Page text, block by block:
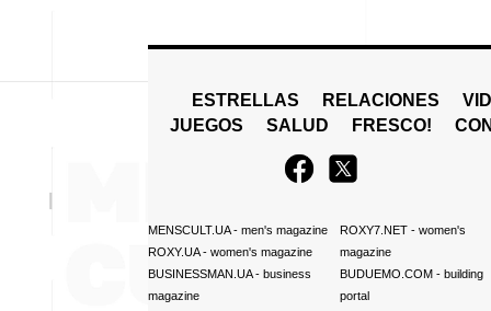
ESTRELLAS RELACIONES
JUEGOS
SALUD FRESCO!
MENSCULT.UA- men's magazine
ROXY.UA- women's magazine
BUSINESSMAN.UA- business
magazine
ROXY7.NET- women's
magazine
BUDUEMO.COM- building
portal